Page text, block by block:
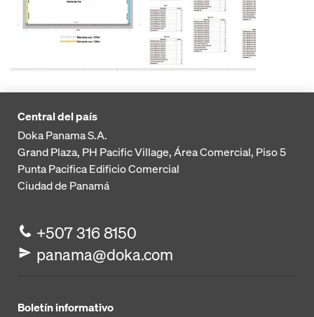
Central del país
Doka Panama S.A.
Grand Plaza, PH Pacific Village, Área Comercial, Piso 5
Punta PacificaEdificio Comercial
Ciudad de Panamá
+507 316 8150
panama@doka.com
Boletín informativo